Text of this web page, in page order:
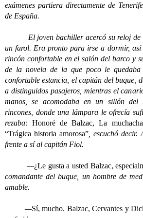
exámenes partiera directamente de
de España.
El joven bachiller acercó su reloj de
un farol. Era pronto para irse a dormir, así
rincón confortable en el salón del barco y
de la novela de la que poco le
confortable estancia, el capitán del buque,
a distinguidos pasajeros, mientras el
manos, se acomodaba en un sillón del
rincones, donde una lámpara le ofrecía
rezaba:Honoré de Balzac, La
“Trágica historia amorosa” , escuchó
frente a sí al capitán Fiol.
—¿Le gusta a usted Balzac,
comandante del buque, un hombre de
amable.
—Sí, mucho. Balzac, Cervantes y